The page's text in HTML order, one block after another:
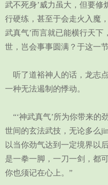
武不死身’威力虽大，但要修
行硬练，甚至于会走火入魔
武真气’而言就已能横行天下
世，岂会事事圆满？于这一
听了道裕神人的话，龙志
一种无法遏制的悸动。
“‘神武真气’所为你带来的
世间的玄法武技，无论多么
以当你劲气达到一定境界以
是一拳一脚，一刀一剑，都
你也须记在心上。”